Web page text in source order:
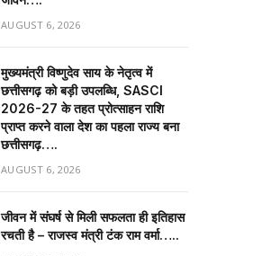
AUGUST 6, 2026
मुख्यमंत्री विष्णुदेव साय के नेतृत्व में
छत्तीसगढ़ को बड़ी उपलब्धि, SASCI
2026-27 के तहत प्रोत्साहन राशि
प्राप्त करने वाला देश का पहला राज्य बना
छत्तीसगढ़….
AUGUST 6, 2026
जीवन में संघर्ष से मिली सफलता ही इतिहास
रचती है – राजस्व मंत्री टंक राम वर्मा…..